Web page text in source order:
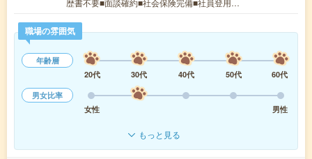
歴書不要■面談確約■社会保険完備■社員登用…
職場の雰囲気
年齢層
20代
30代 40代 50代
60代
男女比率
女性
男性
もっと見る